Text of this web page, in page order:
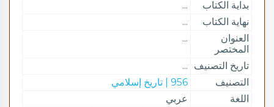
بداية الكتاب
...
نهاية الكتاب
...
العنوان
المختصر
...
تاريخ التصنيف
...
التصنيف
956 | تاريخ إسلامي
اللغة
عربي